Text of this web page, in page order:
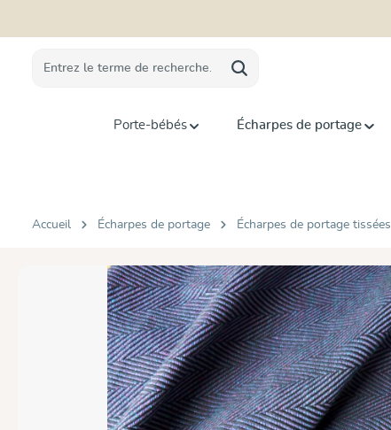
Porte-bébés Écharpes de portage
Accueil Écharpes de portage Écharpes de portage tissées
Ignorer la galerie d'images